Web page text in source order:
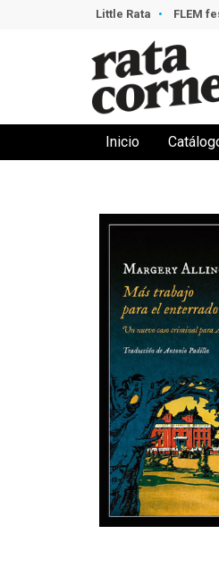
Little Rata FLEM
Inicio